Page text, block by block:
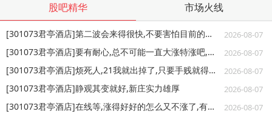
股吧精华 市场火线
[301073君亭酒店]第二波会来得很快,不要害怕目前的调整,不用瞎操心 2026-08-07
[301073君亭酒店]要有耐心,总不可能一直大涨特涨吧,看好这票的空间 2026-08-07
[301073君亭酒店]烦死人,21我就出掉了,只要手贱就得吃亏 2026-08-07
[301073君亭酒店]静观其变就好,新庄实力雄厚 2026-08-07
[301073君亭酒店]在线等,涨得好好的怎么又不涨了,有必要加仓吗 2026-08-07